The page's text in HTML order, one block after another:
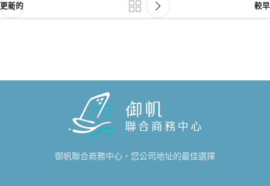
更新的 較早
御帆聯合商務中心，您公司地址的最佳選擇